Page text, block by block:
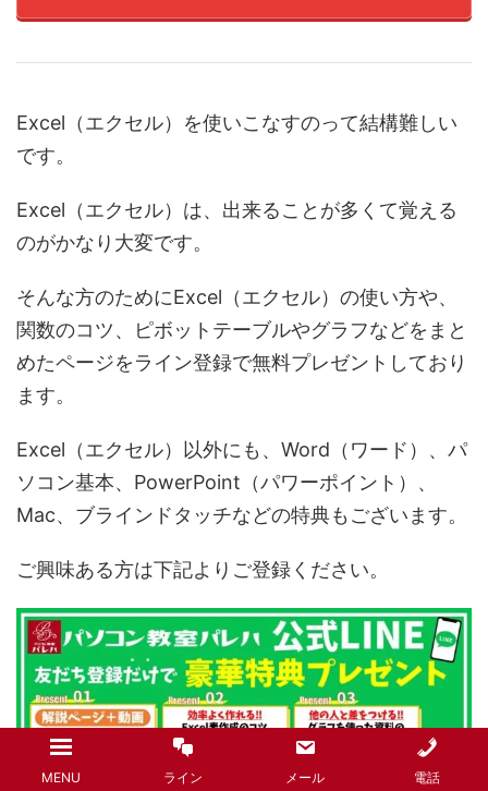
Excel（エクセル）を使いこなすのって結構難しい
です。
Excel（エクセル）は、出来ることが多くて覚える
のがかなり大変です。
そんな方のためにExcel（エクセル）の使い方や、
関数のコツ、ピボットテーブルやグラフなどをまと
めたページをライン登録で無料プレゼントしており
ます。
Excel（エクセル）以外にも、Word（ワード）、パ
ソコン基本、PowerPoint（パワーポイント）、
Mac、ブラインドタッチなどの特典もございます。
ご興味ある方は下記よりご登録ください。
MENU ライン メール 電話